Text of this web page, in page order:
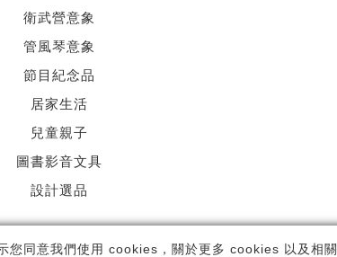
您同意我們使用 cookies，關於更多 cookies 以及相關
衛武營意象
管風琴意象
節目紀念品
居家生活
兒童親子
圖書影音文具
設計選品